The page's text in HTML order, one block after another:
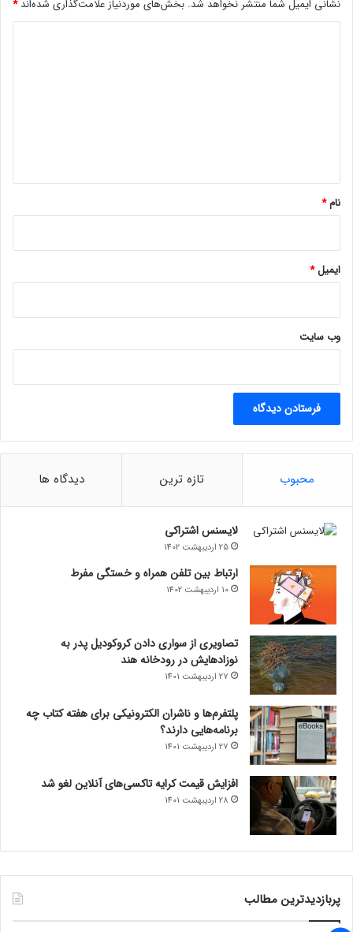
ی
د
نشانی ایمیل شما منتشر نخواهد شد. بخش‌های موردنیاز علامت‌گذاری شده‌اند*
نام*
ایمیل*
وب‌ سایت
محبوب تازه ترین دیدگاه ها
لایسنس اشتراکی
25 اردیبهشت 1402
ارتباط بین تلفن همراه و خستگی مفرط
10 اردیبهشت 1402
تصاویری از سواری دادن کروکودیل پدر به
نوزادهایش در رودخانه هند
27 اردیبهشت 1401
پلتفرم‌ها و ناشران الکترونیکی برای هفته کتاب چه
برنامه‌هایی دارند؟
27 اردیبهشت 1401
افزایش قیمت کرایه تاکسی‌های آنلاین لغو شد
28 اردیبهشت 1401
پربازدیدترین مطالب